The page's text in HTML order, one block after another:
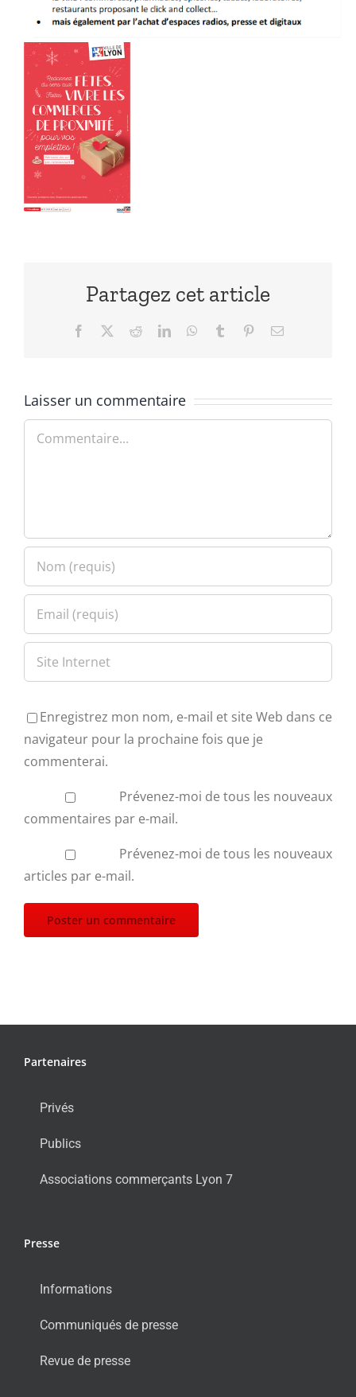
Partagez cet article
Facebook RedditLinkedInWhatsApp
Tumblr PinterestEmail
Laisser un commentaire
Commentaire
Enregistrez mon nom, e-mail et site Web dans ce
navigateur pour la prochaine fois que je
commenterai.
Prévenez-moi de tous les nouveaux
commentaires par e-mail.
Prévenez-moi de tous les nouveaux
articles par e-mail.
Partenaires
Privés
Publics
Associations commerçants Lyon 7
Presse
Informations
Communiqués de presse
Revue de presse